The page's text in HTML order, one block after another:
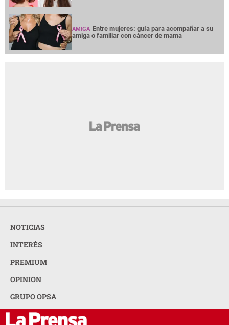
AMIGA Entre mujeres: guía para acompañar a su
amiga o familiar con cáncer de mama
NOTICIAS
INTERÉS
PREMIUM
OPINION
GRUPO OPSA